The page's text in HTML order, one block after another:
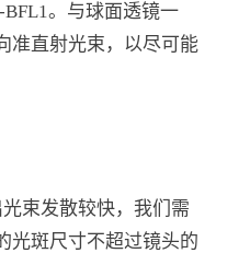
。与球面透镜一
准直射光束，以尽可能
束发散较快，我们需
光斑尺寸不超过镜头的